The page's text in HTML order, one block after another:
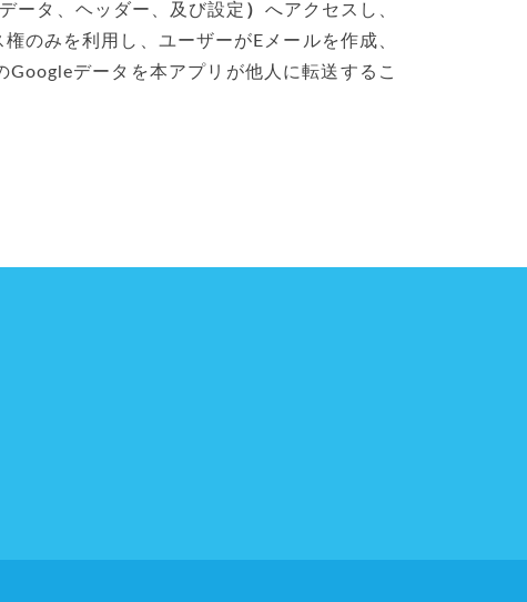
ータ、ヘッダー、及び設定 ） へアクセスし、
のみを利用し、ユーザーがEメールを作成、
データを本アプリが他人に転送するこ